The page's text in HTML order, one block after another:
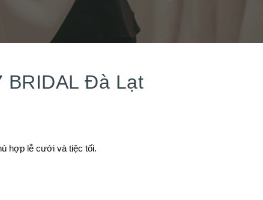
BRIDAL Đà Lạt
hợp lễ cưới và tiệc tối.